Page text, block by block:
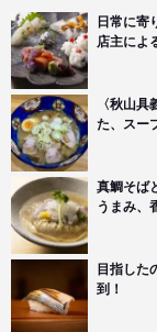
日常に寄
店主によ
〈秋山
た、スー
真鯛そば
うまみ、
目指した
到！